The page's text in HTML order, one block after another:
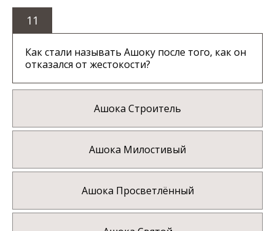
11
Как стали называть Ашоку после того, как он
отказался от жестокости?
Ашока Строитель
Ашока Милостивый
Ашока Просветлённый